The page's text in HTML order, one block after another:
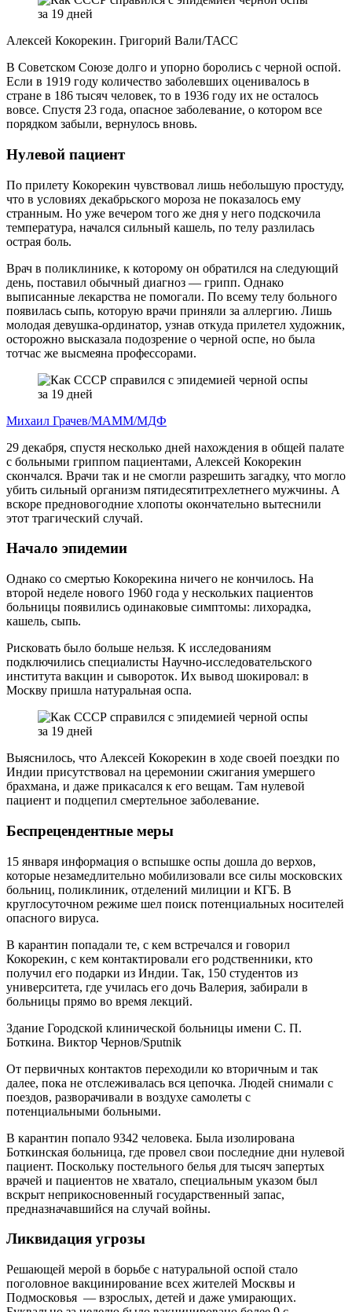
Алексей Кокорекин. Григорий Вали/ТАСС
В Советском Союзе долго и упорно боролись с черной оспой.
Если в 1919 году количество заболевших оценивалось в
стране в 186 тысяч человек, то в 1936 году их не осталось
вовсе. Спустя 23 года, опасное заболевание, о котором все
порядком забыли, вернулось вновь.
Нулевой пациент
По прилету Кокорекин чувствовал лишь небольшую простуду,
что в условиях декабрьского мороза не показалось ему
странным. Но уже вечером того же дня у него подскочила
температура, начался сильный кашель, по телу разлилась
острая боль.
Врач в поликлинике, к которому он обратился на следующий
день, поставил обычный диагноз — грипп. Однако
выписанные лекарства не помогали. По всему телу больного
появилась сыпь, которую врачи приняли за аллергию. Лишь
молодая девушка-ординатор, узнав откуда прилетел художник,
осторожно высказала подозрение о черной оспе, но была
тотчас же высмеяна профессорами.
Михаил Грачев/МАММ/МДФ
29 декабря, спустя несколько дней нахождения в общей палате
с больными гриппом пациентами, Алексей Кокорекин
скончался. Врачи так и не смогли разрешить загадку, что могло
убить сильный организм пятидесятитрехлетнего мужчины. А
вскоре предновогодние хлопоты окончательно вытеснили
этот трагический случай.
Начало эпидемии
Однако со смертью Кокорекина ничего не кончилось. На
второй неделе нового 1960 года у нескольких пациентов
больницы появились одинаковые симптомы: лихорадка,
кашель, сыпь.
Рисковать было больше нельзя. К исследованиям
подключились специалисты Научно-исследовательского
института вакцин и сывороток. Их вывод шокировал: в
Москву пришла натуральная оспа.
Выяснилось, что Алексей Кокорекин в ходе своей поездки по
Индии присутствовал на церемонии сжигания умершего
брахмана, и даже прикасался к его вещам. Там нулевой
пациент и подцепил смертельное заболевание.
Беспрецендентные меры
15 января информация о вспышке оспы дошла до верхов,
которые незамедлительно мобилизовали все силы московских
больниц, поликлиник, отделений милиции и КГБ. В
круглосуточном режиме шел поиск потенциальных носителей
опасного вируса.
В карантин попадали те, с кем встречался и говорил
Кокорекин, с кем контактировали его родственники, кто
получил его подарки из Индии. Так, 150 студентов из
университета, где училась его дочь Валерия, забирали в
больницы прямо во время лекций.
Здание Городской клинической больницы имени С. П.
Боткина. Виктор Чернов/Sputnik
От первичных контактов переходили ко вторичным и так
далее, пока не отслеживалась вся цепочка. Людей снимали с
поездов, разворачивали в воздухе самолеты с
потенциальными больными.
В карантин попало 9342 человека. Была изолирована
Боткинская больница, где провел свои последние дни нулевой
пациент. Поскольку постельного белья для тысяч запертых
врачей и пациентов не хватало, специальным указом был
вскрыт неприкосновенный государственный запас,
предназначавшийся на случай войны.
Ликвидация угрозы
Решающей мерой в борьбе с натуральной оспой стало
поголовное вакцинирование всех жителей Москвы и
Подмосковья — взрослых, детей и даже умирающих.